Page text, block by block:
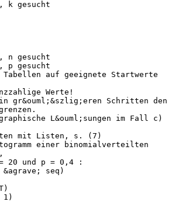
k gesucht
n gesucht
p gesucht
Tabellen auf geeignete Startwerte
Werte!
gr&ouml;&szlig;eren Schritten den
L&ouml;sungen im Fall c)
mit Listen, s. (7)
einer binomialverteilten
20 und p = 0,4 :
&agrave; seq)
1)